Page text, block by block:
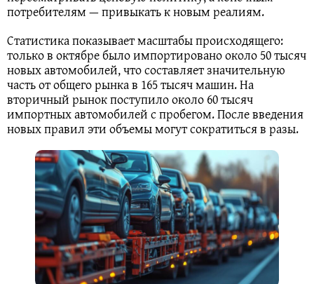
потребителям — привыкать к новым реалиям.
Статистика показывает масштабы происходящего:
только в октябре было импортировано около 50 тысяч
новых автомобилей, что составляет значительную
часть от общего рынка в 165 тысяч машин. На
вторичный рынок поступило около 60 тысяч
импортных автомобилей с пробегом. После введения
новых правил эти объемы могут сократиться в разы.